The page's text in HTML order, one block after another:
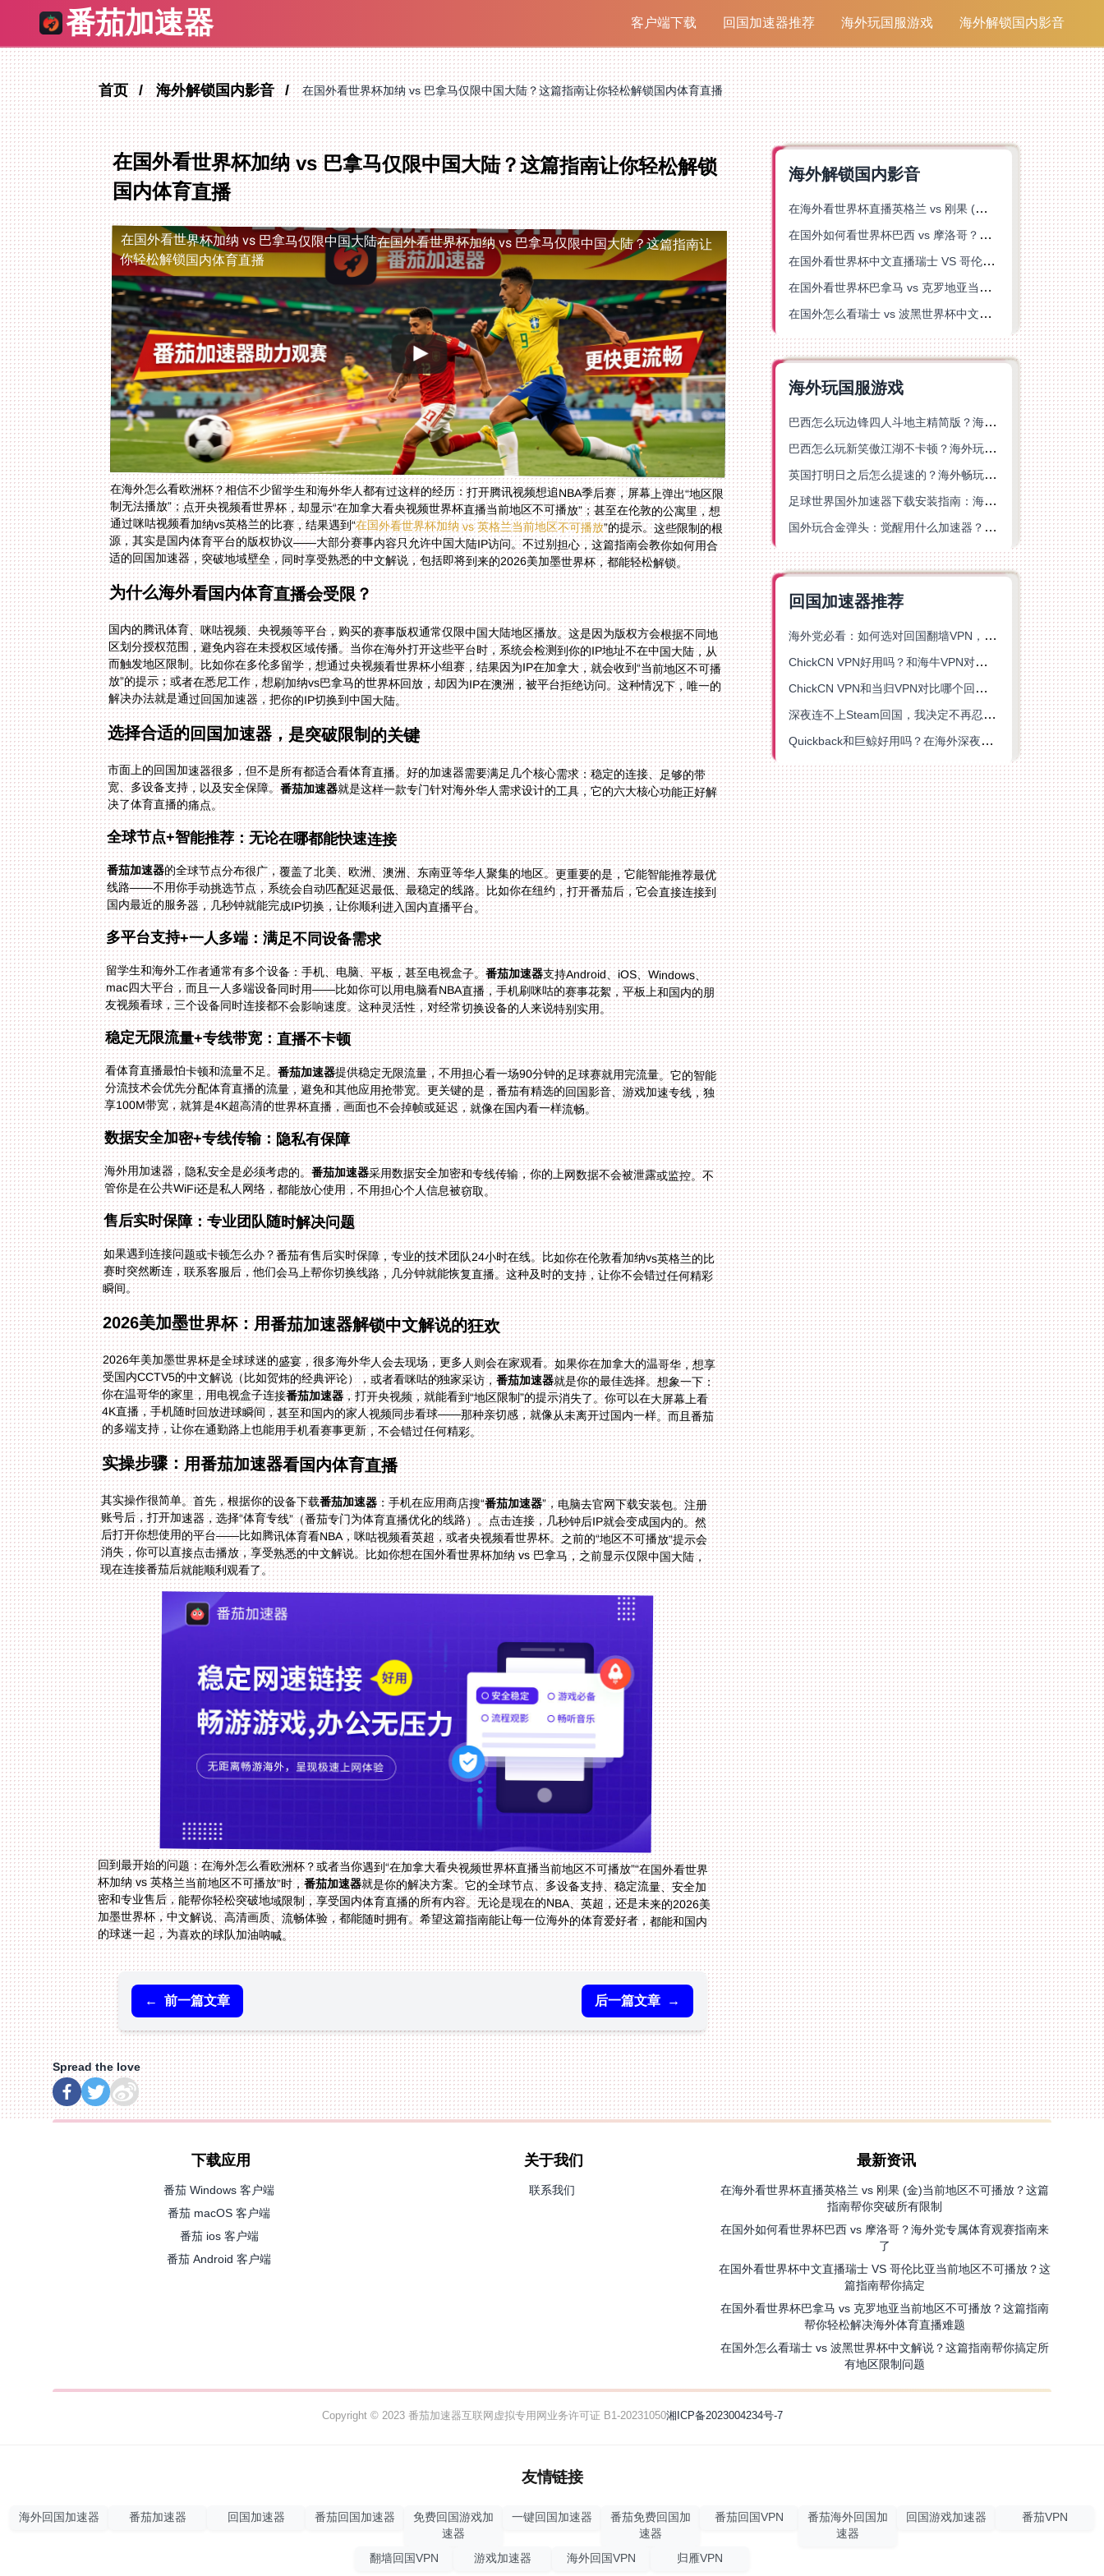
番茄加速器 客户端下载 回国加速器推荐 海外玩国服游戏 海外解锁国内影音
首页 海外解锁国内影音 在国外看世界杯加纳 vs 巴拿马仅限中国大陆？这篇指南让你轻松解锁国内体育直播
在国外看世界杯加纳 vs 巴拿马仅限中国大陆？这篇指南让你轻松解锁
国内体育直播
在国外看世界杯加纳 vs 巴拿马仅限中国大陆在国外看世界杯加纳 vs 巴拿马仅限中国大陆？这篇指南让
你轻松解锁国内体育直播
在海外怎么看欧洲杯？相信不少留学生和海外华人都有过这样的经历：打开腾讯视频想追NBA季后赛，屏幕上弹出“地区限
制无法播放”；点开央视频看世界杯，却显示“在加拿大看央视频世界杯直播当前地区不可播放”；甚至在伦敦的公寓里，想
通过咪咕视频看加纳vs英格兰的比赛，结果遇到“在国外看世界杯加纳 vs 英格兰当前地区不可播放”的提示。这些限制的根
源，其实是国内体育平台的版权协议——大部分赛事内容只允许中国大陆IP访问。不过别担心，这篇指南会教你如何用合
适的回国加速器，突破地域壁垒，同时享受熟悉的中文解说，包括即将到来的2026美加墨世界杯，都能轻松解锁。
为什么海外看国内体育直播会受限？
国内的腾讯体育、咪咕视频、央视频等平台，购买的赛事版权通常仅限中国大陆地区播放。这是因为版权方会根据不同地
区划分授权范围，避免内容在未授权区域传播。当你在海外打开这些平台时，系统会检测到你的IP地址不在中国大陆，从
而触发地区限制。比如你在多伦多留学，想通过央视频看世界杯小组赛，结果因为IP在加拿大，就会收到“当前地区不可播
放”的提示；或者在悉尼工作，想刷加纳vs巴拿马的世界杯回放，却因为IP在澳洲，被平台拒绝访问。这种情况下，唯一的
解决办法就是通过回国加速器，把你的IP切换到中国大陆。
选择合适的回国加速器，是突破限制的关键
市面上的回国加速器很多，但不是所有都适合看体育直播。好的加速器需要满足几个核心需求：稳定的连接、足够的带
宽、多设备支持，以及安全保障。番茄加速器就是这样一款专门针对海外华人需求设计的工具，它的六大核心功能正好解
决了体育直播的痛点。
全球节点+智能推荐：无论在哪都能快速连接
番茄加速器的全球节点分布很广，覆盖了北美、欧洲、澳洲、东南亚等华人聚集的地区。更重要的是，它能智能推荐最优
线路——不用你手动挑选节点，系统会自动匹配延迟最低、最稳定的线路。比如你在纽约，打开番茄后，它会直接连接到
国内最近的服务器，几秒钟就能完成IP切换，让你顺利进入国内直播平台。
多平台支持+一人多端：满足不同设备需求
留学生和海外工作者通常有多个设备：手机、电脑、平板，甚至电视盒子。番茄加速器支持Android、iOS、Windows、
mac四大平台，而且一人多端设备同时用——比如你可以用电脑看NBA直播，手机刷咪咕的赛事花絮，平板上和国内的朋
友视频看球，三个设备同时连接都不会影响速度。这种灵活性，对经常切换设备的人来说特别实用。
稳定无限流量+专线带宽：直播不卡顿
看体育直播最怕卡顿和流量不足。番茄加速器提供稳定无限流量，不用担心看一场90分钟的足球赛就用完流量。它的智能
分流技术会优先分配体育直播的流量，避免和其他应用抢带宽。更关键的是，番茄有精选的回国影音、游戏加速专线，独
享100M带宽，就算是4K超高清的世界杯直播，画面也不会掉帧或延迟，就像在国内看一样流畅。
数据安全加密+专线传输：隐私有保障
海外用加速器，隐私安全是必须考虑的。番茄加速器采用数据安全加密和专线传输，你的上网数据不会被泄露或监控。不
管你是在公共WiFi还是私人网络，都能放心使用，不用担心个人信息被窃取。
售后实时保障：专业团队随时解决问题
如果遇到连接问题或卡顿怎么办？番茄有售后实时保障，专业的技术团队24小时在线。比如你在伦敦看加纳vs英格兰的比
赛时突然断连，联系客服后，他们会马上帮你切换线路，几分钟就能恢复直播。这种及时的支持，让你不会错过任何精彩
瞬间。
2026美加墨世界杯：用番茄加速器解锁中文解说的狂欢
2026年美加墨世界杯是全球球迷的盛宴，很多海外华人会去现场，更多人则会在家观看。如果你在加拿大的温哥华，想享
受国内CCTV5的中文解说（比如贺炜的经典评论），或者看咪咕的独家采访，番茄加速器就是你的最佳选择。想象一下：
你在温哥华的家里，用电视盒子连接番茄加速器，打开央视频，就能看到“地区限制”的提示消失了。你可以在大屏幕上看
4K直播，手机随时回放进球瞬间，甚至和国内的家人视频同步看球——那种亲切感，就像从未离开过国内一样。而且番茄
的多端支持，让你在通勤路上也能用手机看赛事更新，不会错过任何精彩。
实操步骤：用番茄加速器看国内体育直播
其实操作很简单。首先，根据你的设备下载番茄加速器：手机在应用商店搜“番茄加速器”，电脑去官网下载安装包。注册
账号后，打开加速器，选择“体育专线”（番茄专门为体育直播优化的线路）。点击连接，几秒钟后IP就会变成国内的。然
后打开你想使用的平台——比如腾讯体育看NBA，咪咕视频看英超，或者央视频看世界杯。之前的“地区不可播放”提示会
消失，你可以直接点击播放，享受熟悉的中文解说。比如你想在国外看世界杯加纳 vs 巴拿马，之前显示仅限中国大陆，
现在连接番茄后就能顺利观看了。
回到最开始的问题：在海外怎么看欧洲杯？或者当你遇到“在加拿大看央视频世界杯直播当前地区不可播放”“在国外看世界
杯加纳 vs 英格兰当前地区不可播放”时，番茄加速器就是你的解决方案。它的全球节点、多设备支持、稳定流量、安全加
密和专业售后，能帮你轻松突破地域限制，享受国内体育直播的所有内容。无论是现在的NBA、英超，还是未来的2026美
加墨世界杯，中文解说、高清画质、流畅体验，都能随时拥有。希望这篇指南能让每一位海外的体育爱好者，都能和国内
的球迷一起，为喜欢的球队加油呐喊。
← 前一篇文章 后一篇文章 →
海外解锁国内影音
在海外看世界杯直播英格兰 vs 刚果 (金)当前地区不可播放？这篇指南帮你突破所有限制
在国外如何看世界杯巴西 vs 摩洛哥？海外党专属体育观赛指南来了
在国外看世界杯中文直播瑞士 VS 哥伦比亚当前地区不可播放？这篇指南帮你搞定
在国外看世界杯巴拿马 vs 克罗地亚当前地区不可播放？这篇指南帮你轻松解决海外体育直播难题
在国外怎么看瑞士 vs 波黑世界杯中文解说？这篇指南帮你搞定所有地区限制问题
海外玩国服游戏
巴西怎么玩边锋四人斗地主精简版？海外游戏党的加速器终极选择
巴西怎么玩新笑傲江湖不卡顿？海外玩家国服游戏加速终极指南（附猫和老鼠一梦江湖实测）
英国打明日之后怎么提速的？海外畅玩国服游戏终极指南
足球世界国外加速器下载安装指南：海外党畅玩国服游戏的终极解决方案
国外玩合金弹头：觉醒用什么加速器？一份写给海外游子的畅玩指南
回国加速器推荐
海外党必看：如何选对回国翻墙VPN，无缝解锁国内资源？
ChickCN VPN好用吗？和海牛VPN对比哪个回国效果更好？
ChickCN VPN和当归VPN对比哪个回国效果更好？海外党亲测后选了它
深夜连不上Steam回国，我决定不再忍受这数字鸿沟
Quickback和巨鲸好用吗？在海外深夜想刷B站、追爱奇艺的你，或许正需要这份答案
Spread the love
下载应用
番茄 Windows 客户端
番茄 macOS 客户端
番茄 ios 客户端
番茄 Android 客户端
关于我们
联系我们
最新资讯
在海外看世界杯直播英格兰 vs 刚果 (金)当前地区不可播放？这篇
指南帮你突破所有限制
在国外如何看世界杯巴西 vs 摩洛哥？海外党专属体育观赛指南来
了
在国外看世界杯中文直播瑞士 VS 哥伦比亚当前地区不可播放？这
篇指南帮你搞定
在国外看世界杯巴拿马 vs 克罗地亚当前地区不可播放？这篇指南
帮你轻松解决海外体育直播难题
在国外怎么看瑞士 vs 波黑世界杯中文解说？这篇指南帮你搞定所
有地区限制问题
Copyright © 2023 番茄加速器互联网虚拟专用网业务许可证 B1-20231050湘ICP备2023004234号-7
友情链接
海外回国加速器 番茄加速器 回国加速器 番茄回国加速器
免费回国游戏加
速器
一键回国加速器
番茄免费回国加
速器
番茄回国VPN
番茄海外回国加
速器
回国游戏加速器 番茄VPN
翻墙回国VPN 游戏加速器 海外回国VPN 归雁VPN